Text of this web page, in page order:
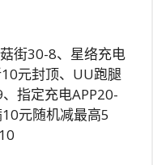
街30-8、星络充电
元封顶、UU跑腿
指定充电APP20-
元随机减最高5